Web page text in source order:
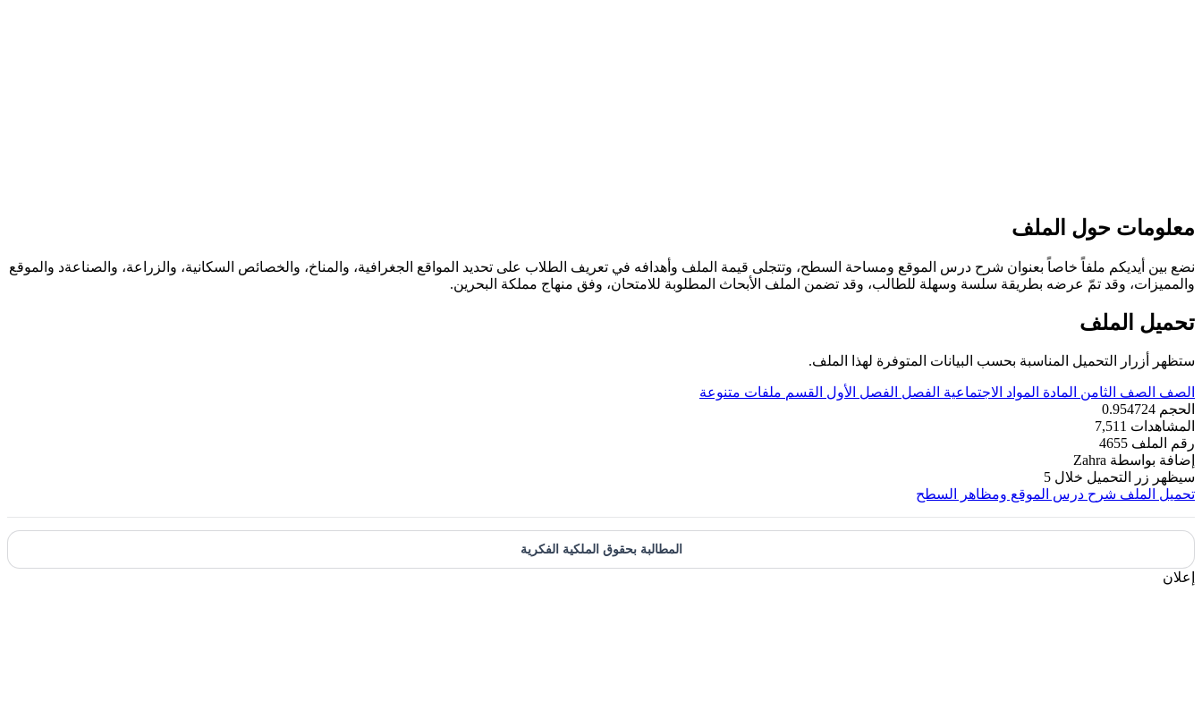
معلومات حول الملف
نضع بين أيديكم ملفاً خاصاً بعنوان شرح درس الموقع ومساحة السطح، وتتجلى قيمة الملف وأهدافه في تعريف الطلاب على تحديد المواقع الجغرافية، والمناخ، والخصائص السكانية، والزراعة، والصناعةد والموقع
والمميزات، وقد تمّ عرضه بطريقة سلسة وسهلة للطالب، وقد تضمن الملف الأبحاث المطلوبة للامتحان، وفق منهاج مملكة البحرين.
تحميل الملف
ستظهر أزرار التحميل المناسبة بحسب البيانات المتوفرة لهذا الملف.
الصف الصف الثامن المادة المواد الاجتماعية الفصل الفصل الأول القسم ملفات متنوعة
الحجم 0.954724
المشاهدات 7,511
رقم الملف 4655
إضافة بواسطة Zahra
سيظهر زر التحميل خلال 5
تحميل الملف شرح درس الموقع ومظاهر السطح
المطالبة بحقوق الملكية الفكرية
إعلان